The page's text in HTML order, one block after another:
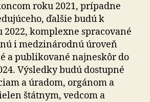
roku 2021, prípadne
ďalšie budú k
komplexne spracované
i medzinárodnú úroveň
a publikované najneskôr do
Výsledky budú dostupné
a úradom, orgánom a
štátnym, vedcom a